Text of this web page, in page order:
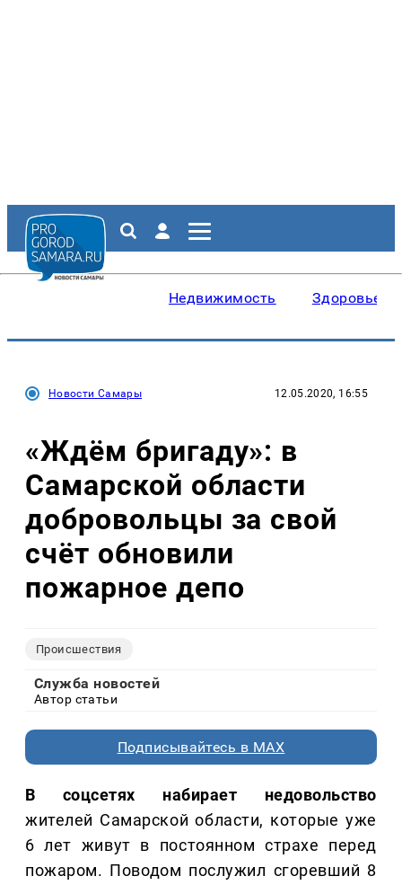
Недвижимость Здоровье
Новости Самары 12.05.2020, 16:55
«Ждём бригаду»: в
Самарской области
добровольцы за свой
счёт обновили
пожарное депо
Происшествия
Служба новостей
Автор статьи
Подписывайтесь в MAX
В соцсетях набирает
недовольство
жителей Самарской области, которые уже
6 лет живут в постоянном страхе перед
пожаром. Поводом послужил сгоревший 8